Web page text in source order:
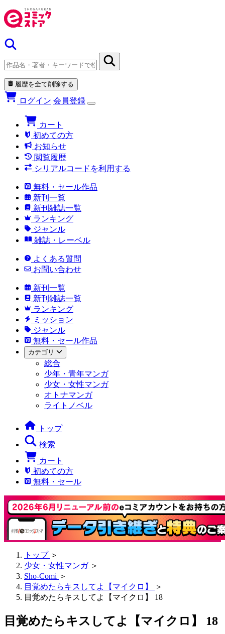
履歴を全て削除する
ログイン 会員登録
カート
初めての方
お知らせ
閲覧履歴
シリアルコードを利用する
無料・セール作品
新刊一覧
新刊雑誌一覧
ランキング
ジャンル
雑誌・レーベル
よくある質問
お問い合わせ
新刊一覧
新刊雑誌一覧
ランキング
ミッション
ジャンル
無料・セール作品
カテゴリ
総合
少年・青年マンガ
少女・女性マンガ
オトナマンガ
ライトノベル
トップ
検索
カート
初めての方
無料・セール
トップ ＞
少女・女性マンガ ＞
Sho-Comi ＞
目覚めたらキスしてよ【マイクロ】
＞
目覚めたらキスしてよ【マイクロ】 18
目覚めたらキスしてよ【マイクロ】 18